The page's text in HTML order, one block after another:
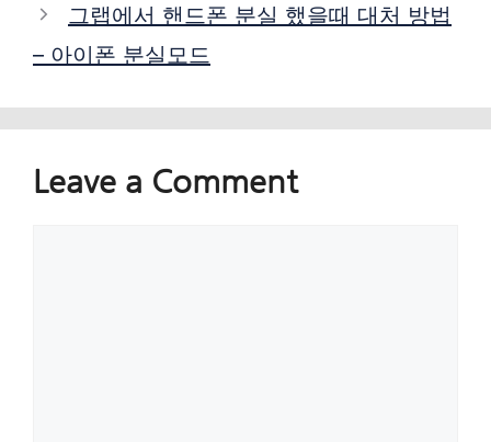
그랩에서 핸드폰 분실 했을때 대처 방법
– 아이폰 분실모드
Leave a Comment